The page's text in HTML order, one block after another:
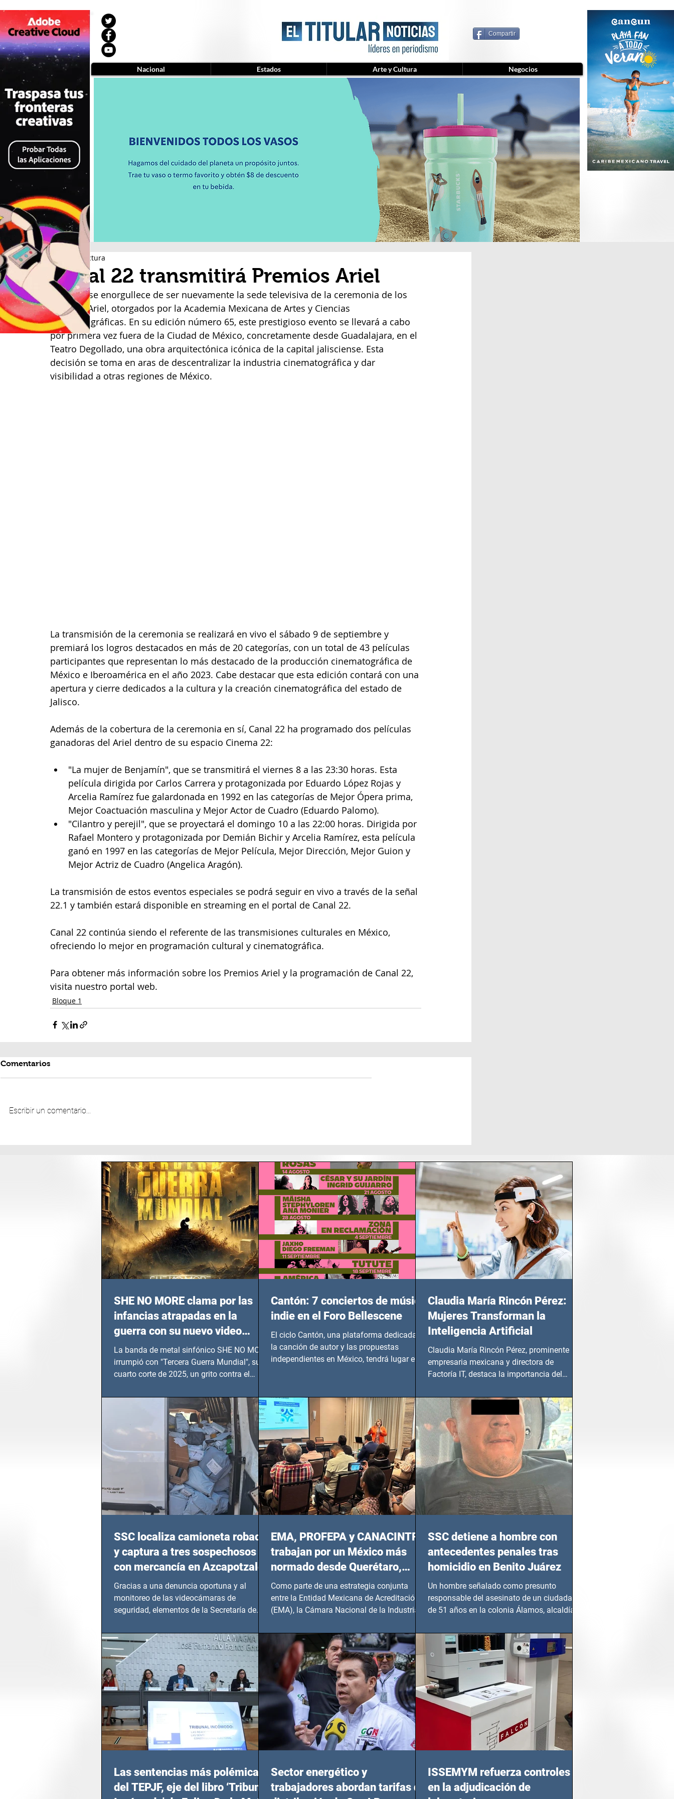
Compartir
Canal 22 transmitirá Premios Ariel
2 min de lectura
Canal 22 se enorgullece de ser nuevamente la sede televisiva de la ceremonia de los
Premios Ariel, otorgados por la Academia Mexicana de Artes y Ciencias
Cinematográficas. En su edición número 65, este prestigioso evento se llevará a cabo
por primera vez fuera de la Ciudad de México, concretamente desde Guadalajara, en el
Teatro Degollado, una obra arquitectónica icónica de la capital jalisciense. Esta
decisión se toma en aras de descentralizar la industria cinematográfica y dar
visibilidad a otras regiones de México.
La transmisión de la ceremonia se realizará en vivo el sábado 9 de septiembre y
premiará los logros destacados en más de 20 categorías, con un total de 43 películas
participantes que representan lo más destacado de la producción cinematográfica de
México e Iberoamérica en el año 2023. Cabe destacar que esta edición contará con una
apertura y cierre dedicados a la cultura y la creación cinematográfica del estado de
Jalisco.
Además de la cobertura de la ceremonia en sí, Canal 22 ha programado dos películas
ganadoras del Ariel dentro de su espacio Cinema 22:
"La mujer de Benjamín", que se transmitirá el viernes 8 a las 23:30 horas. Esta
película dirigida por Carlos Carrera y protagonizada por Eduardo López Rojas y
Arcelia Ramírez fue galardonada en 1992 en las categorías de Mejor Ópera prima,
Mejor Coactuación masculina y Mejor Actor de Cuadro (Eduardo Palomo).
"Cilantro y perejil", que se proyectará el domingo 10 a las 22:00 horas. Dirigida por
Rafael Montero y protagonizada por Demián Bichir y Arcelia Ramírez, esta película
ganó en 1997 en las categorías de Mejor Película, Mejor Dirección, Mejor Guion y
Mejor Actriz de Cuadro (Angelica Aragón).
La transmisión de estos eventos especiales se podrá seguir en vivo a través de la señal
22.1 y también estará disponible en streaming en el portal de Canal 22.
Canal 22 continúa siendo el referente de las transmisiones culturales en México,
ofreciendo lo mejor en programación cultural y cinematográfica.
Para obtener más información sobre los Premios Ariel y la programación de Canal 22,
visita nuestro portal web.
Bloque 1
Comentarios
Escribir un comentario...
SHE NO MORE clama por las
infancias atrapadas en la
guerra con su nuevo video
TERCERA GUERRA MUNDIAL
La banda de metal sinfónico SHE NO MORE
irrumpió con "Tercera Guerra Mundial", su
cuarto corte de 2025, un grito contra el
en epicentros bélicos.
Cantón: 7 conciertos de música
indie en el Foro Bellescene
El ciclo Cantón, una plataforma dedicada a
la canción de autor y las propuestas
independientes en México, tendrá lugar en el
del 14 de agosto al 25 de septiembre, a las
20:00 horas.
Claudia María Rincón Pérez:
Mujeres Transforman la
Inteligencia Artificial
Claudia María Rincón Pérez, prominente
empresaria mexicana y directora de
Factoría IT, destaca la importancia del
SSC localiza camioneta robada
y captura a tres sospechosos
con mercancía en Azcapotzalco
Gracias a una denuncia oportuna y al
monitoreo de las videocámaras de
seguridad, elementos de la Secretaría de
EMA, PROFEPA y CANACINTRA
trabajan por un México más
normado desde Querétaro,
Hidalgo y BCS
Como parte de una estrategia conjunta
entre la Entidad Mexicana de Acreditación
(EMA), la Cámara Nacional de la Industria
SSC detiene a hombre con
antecedentes penales tras
homicidio en Benito Juárez
Un hombre señalado como presunto
responsable del asesinato de un ciudadano
de 51 años en la colonia Álamos, alcaldía
Las sentencias más polémicas
del TEPJF, eje del libro ‘Tribunal
Sector energético y
trabajadores abordan tarifas de
ISSEMYM refuerza controles
en la adjudicación de
Nacional Estados Arte y Cultura Negocios